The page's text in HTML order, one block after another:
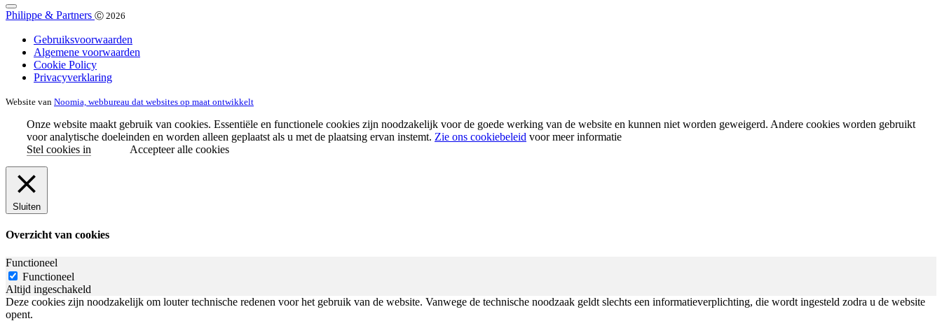
Philippe & Partners Ⓒ 2026
Gebruiksvoorwaarden
Algemene voorwaarden
Cookie Policy
Privacyverklaring
Website van Noomia, webbureau dat websites op maat ontwikkelt
Onze website maakt gebruik van cookies. Essentiële en functionele cookies zijn noodzakelijk voor de goede werking van de website en kunnen niet worden geweigerd. Andere cookies worden gebruikt
voor analytische doeleinden en worden alleen geplaatst als u met de plaatsing ervan instemt. Zie ons cookiebeleid voor meer informatie
Stel cookies in
Accepteer alle cookies
Sluiten
Overzicht van cookies
Functioneel
Functioneel
Altijd ingeschakeld
Deze cookies zijn noodzakelijk om louter technische redenen voor het gebruik van de website. Vanwege de technische noodzaak geldt slechts een informatieverplichting, die wordt ingesteld zodra u de website
opent.